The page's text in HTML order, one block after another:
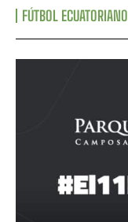
FÚTBOL ECUATORIANO